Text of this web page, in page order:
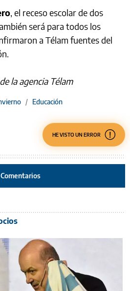
, el receso escolar de dos
será para todos los
a Télam fuentes del
la agencia Télam
/ Educación
HE VISTO UN ERROR
Comentarios